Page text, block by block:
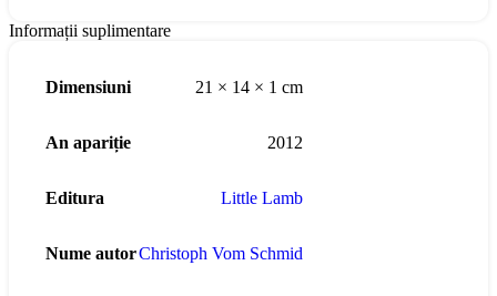
Informații suplimentare
Dimensiuni 21 × 14 × 1 cm
An apariție 2012
Editura Little Lamb
Nume autorChristoph Vom Schmid